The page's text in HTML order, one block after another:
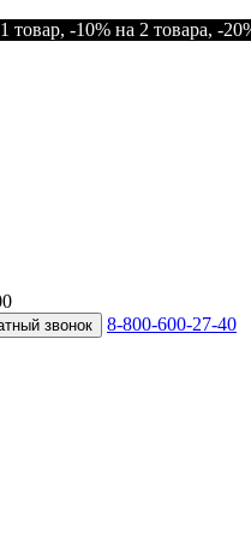
-10% на 2 товара, -
звонок 8-800-600-27-40